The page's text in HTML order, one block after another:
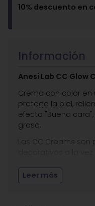
10% descuento en
Información
Anesi Lab CC Glow
Crema con color
protege la piel,
efecto "Buena
grasa.
Las CC Creams son
de cualquier persona.
Son la evolución de
Leer más